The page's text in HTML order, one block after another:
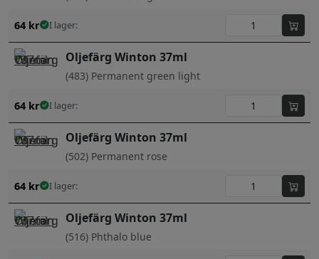
64 kr I lager:
Oljefärg Winton 37ml
(483) Permanent green light
64 kr I lager:
Oljefärg Winton 37ml
(502) Permanent rose
64 kr I lager:
Oljefärg Winton 37ml
(516) Phthalo blue